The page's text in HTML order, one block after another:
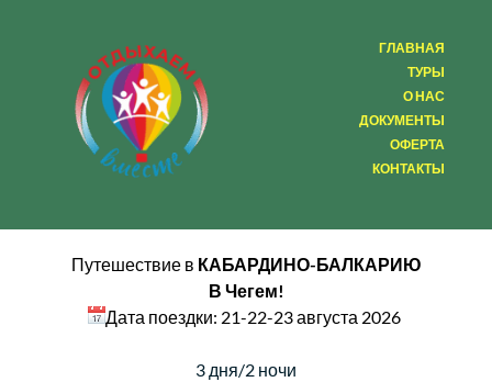
ГЛАВНАЯ
ТУРЫ
О НАС
ДОКУМЕНТЫ
ОФЕРТА
КОНТАКТЫ
Путешествие в КАБАРДИНО-БАЛКАРИЮ
В Чегем!
Дата поездки: 21-22-23 августа 2026
3 дня/2 ночи